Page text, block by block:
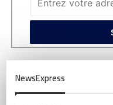
NewsExpress